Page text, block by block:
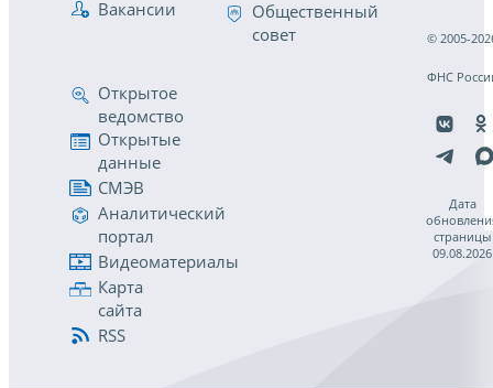
Вакансии
Общественный
совет
Открытое
ведомство
Открытые
данные
СМЭВ
Аналитический
портал
Видеоматериалы
Карта
сайта
RSS
© 2005-
ФНС
Дата
страницы
09.08.2026